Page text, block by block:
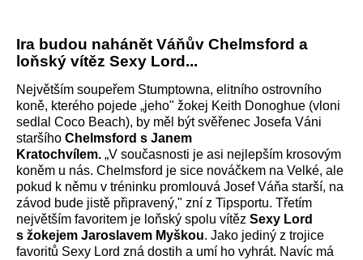
Ira budou nahánět Váňův Chelmsford a
loňský vítěz Sexy Lord...
Největším soupeřem Stumptowna, elitního ostrovního
koně, kterého pojede „jeho" žokej Keith Donoghue (vloni
sedlal Coco Beach), by měl být svěřenec Josefa Váni
staršího Chelmsford s Janem
Kratochvílem. „V současnosti je asi nejlepším krosovým
koněm u nás. Chelmsford je sice nováčkem na Velké, ale
pokud k němu v tréninku promlouvá Josef Váňa starší, na
závod bude jistě připravený," zní z Tipsportu. Třetím
největším favoritem je loňský spolu vítěz Sexy Lord
s žokejem Jaroslavem Myškou. Jako jediný z trojice
favoritů Sexy Lord zná dostih a umí ho vyhrát. Navíc má